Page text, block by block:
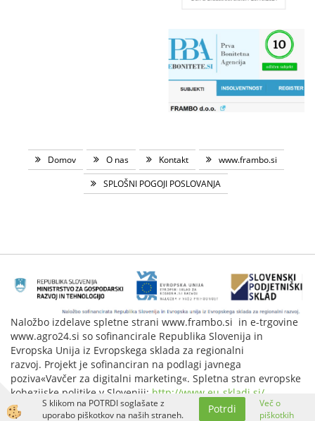
Domov O nas Kontakt
www.frambo.si
SPLOŠNI POGOJI POSLOVANJA
Naložbo izdelave spletne strani www.frambo.si in e-trgovine
www.agro24.si so sofinancirale Republika Slovenija in
Evropska Unija iz Evropskega sklada za regionalni
razvoj. Projekt je sofinanciran na podlagi javnega
poziva«Vavčer za digitalni marketing«. Spletna stran evropske
kohezijske politike v Sloveniji: http://www.eu-skladi.si/
Izdelava spletne trgovine
S klikom na POTRDI soglašate z
uporabo piškotkov na naših straneh.
Potrdi
Več o
piškotkih